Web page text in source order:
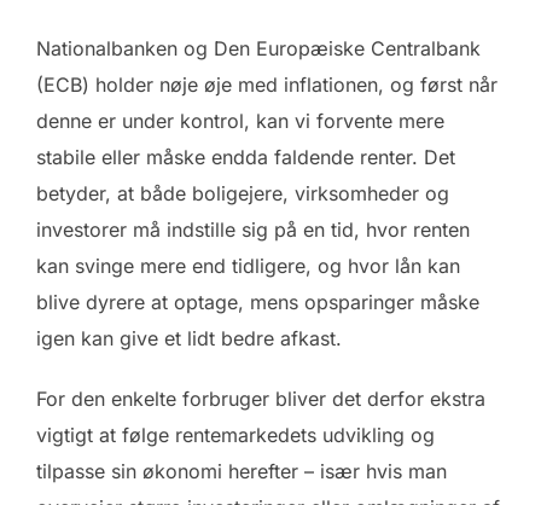
Nationalbanken og Den Europæiske Centralbank
(ECB) holder nøje øje med inflationen, og først når
denne er under kontrol, kan vi forvente mere
stabile eller måske endda faldende renter. Det
betyder, at både boligejere, virksomheder og
investorer må indstille sig på en tid, hvor renten
kan svinge mere end tidligere, og hvor lån kan
blive dyrere at optage, mens opsparinger måske
igen kan give et lidt bedre afkast.
For den enkelte forbruger bliver det derfor ekstra
vigtigt at følge rentemarkedets udvikling og
tilpasse sin økonomi herefter – især hvis man